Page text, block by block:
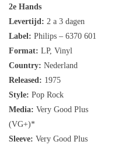
2e Hands
Levertijd: 2 a 3 dagen
Label: Philips ‎– 6370 601
Format: LP, Vinyl
Country: Nederland
Released: 1975
Style: Pop Rock
Media: Very Good Plus
(VG+)*
Sleeve: Very Good Plus